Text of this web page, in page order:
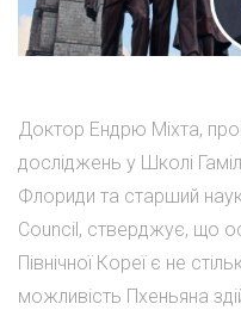
Доктор Ендрю Міхта,
досліджень у Школі
Флориди та старший
Council, стверджує, що
Північної Кореї є не
можливість Пхеньяна